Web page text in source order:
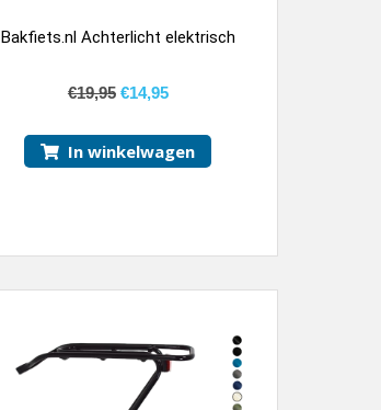
Bakfiets.nl Achterlicht elektrisch
€19,95 €14,95
In winkelwagen